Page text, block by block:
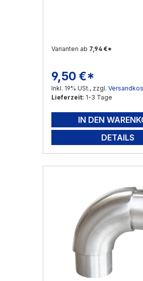
Varianten ab 7,94 €*
Regulärer Preis:
9,50 €*
Inkl. 19% USt., zzgl.
Lieferzeit: 1-3 Tage
IN DEN
DETAILS